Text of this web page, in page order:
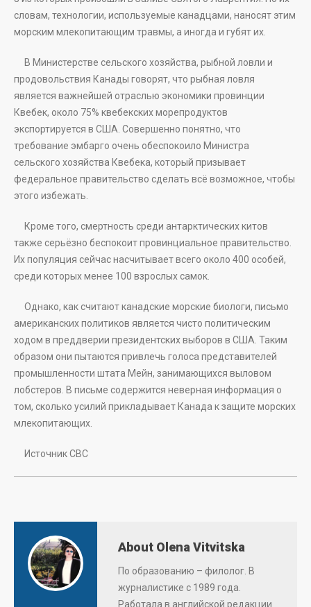
словам, технологии, используемые канадцами, наносят этим
морским млекопитающим травмы, а иногда и губят их.
В Министерстве сельского хозяйства, рыбной ловли и
продовольствия Канады говорят, что рыбная ловля
является важнейшей отраслью экономики провинции
Квебек, около 75% квебекских морепродуктов
экспортируется в США. Совершенно понятно, что
требование эмбарго очень обеспокоило Министра
сельского хозяйства Квебека, который призывает
федеральное правительство сделать всё возможное, чтобы
этого избежать.
Кроме того, смертность среди антарктических китов
также серьёзно беспокоит провинциальное правительство.
Их популяция сейчас насчитывает всего около 400 особей,
среди которых менее 100 взрослых самок.
Однако, как считают канадские морские биологи, письмо
американских политиков является чисто политическим
ходом в преддверии президентских выборов в США. Таким
образом они пытаются привлечь голоса представителей
промышленности штата Мейн, занимающихся выловом
лобстеров. В письме содержится неверная информация о
том, сколько усилий прикладывает Канада к защите морских
млекопитающих.
Источник СВС
About Olena Vitvitska
По образованию – филолог. В
журналистике с 1989 года.
Работала в английской редакции